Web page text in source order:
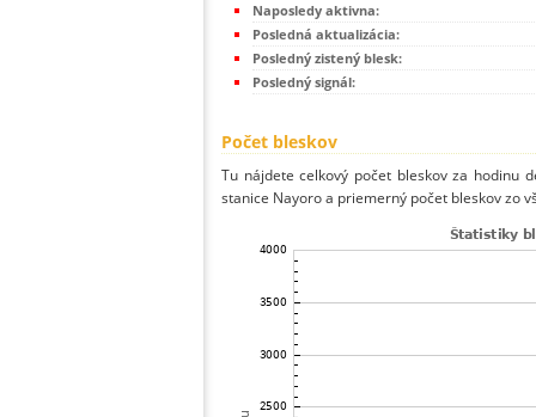
Naposledy aktivna:
Posledná aktualizácia:
Posledný zistený blesk:
Posledný signál:
Počet bleskov
Tu nájdete celkový počet bleskov za hodinu
stanice Nayoro a priemerný počet bleskov zo